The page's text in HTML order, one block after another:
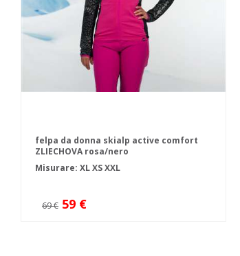
felpa da donna skialp active comfort
ZLIECHOVA rosa/nero
Misurare: XLXSXXL
69 € 59 €